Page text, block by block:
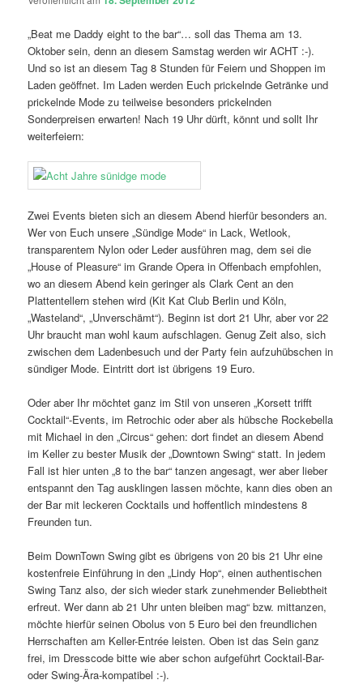
„Beat me Daddy eight to the bar“… soll das Thema am 13.
Oktober sein, denn an diesem Samstag werden wir ACHT :-).
Und so ist an diesem Tag 8 Stunden für Feiern und Shoppen im
Laden geöffnet. Im Laden werden Euch prickelnde Getränke und
prickelnde Mode zu teilweise besonders prickelnden
Sonderpreisen erwarten! Nach 19 Uhr dürft, könnt und sollt Ihr
weiterfeiern:
Zwei Events bieten sich an diesem Abend hierfür besonders an.
Wer von Euch unsere „Sündige Mode“ in Lack, Wetlook,
transparentem Nylon oder Leder ausführen mag, dem sei die
„House of Pleasure“ im Grande Opera in Offenbach empfohlen,
wo an diesem Abend kein geringer als Clark Cent an den
Plattentellern stehen wird (Kit Kat Club Berlin und Köln,
„Wasteland“, „Unverschämt“). Beginn ist dort 21 Uhr, aber vor 22
Uhr braucht man wohl kaum aufschlagen. Genug Zeit also, sich
zwischen dem Ladenbesuch und der Party fein aufzuhübschen in
sündiger Mode. Eintritt dort ist übrigens 19 Euro.
Oder aber Ihr möchtet ganz im Stil von unseren „Korsett trifft
Cocktail“-Events, im Retrochic oder aber als hübsche Rockebella
mit Michael in den „Circus“ gehen: dort findet an diesem Abend
im Keller zu bester Musik der „Downtown Swing“ statt. In jedem
Fall ist hier unten „8 to the bar“ tanzen angesagt, wer aber lieber
entspannt den Tag ausklingen lassen möchte, kann dies oben an
der Bar mit leckeren Cocktails und hoffentlich mindestens 8
Freunden tun.
Beim DownTown Swing gibt es übrigens von 20 bis 21 Uhr eine
kostenfreie Einführung in den „Lindy Hop“, einen authentischen
Swing Tanz also, der sich wieder stark zunehmender Beliebtheit
erfreut. Wer dann ab 21 Uhr unten bleiben mag“ bzw. mittanzen,
möchte hierfür seinen Obolus von 5 Euro bei den freundlichen
Herrschaften am Keller-Entrée leisten. Oben ist das Sein ganz
frei, im Dresscode bitte wie aber schon aufgeführt Cocktail-Bar-
oder Swing-Ära-kompatibel :-).